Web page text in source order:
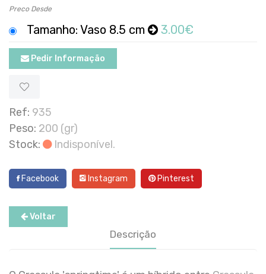
Preco Desde
Tamanho: Vaso 8.5 cm 3.00€
Pedir Informação
Ref: 935
Peso: 200 (gr)
Stock:
Indisponível.
Facebook Instagram Pinterest
Voltar
Descrição